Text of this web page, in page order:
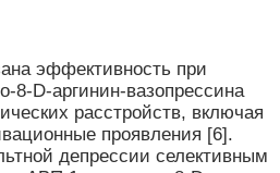
эффективность при
8-D-аргинин-вазопрессина
расстройств, включая
проявления [6].
депрессии селективным